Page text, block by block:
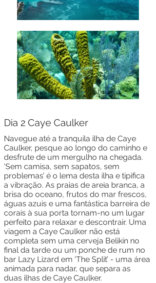
Dia 2 Caye Caulker
Navegue até a tranquila ilha de Caye
Caulker, pesque ao longo do caminho e
desfrute de um mergulho na chegada.
‘Sem camisa, sem sapatos, sem
problemas’ é o lema desta ilha e tipifica
a vibração. As praias de areia branca, a
brisa do oceano, frutos do mar frescos,
águas azuis e uma fantástica barreira de
corais à sua porta tornam-no um lugar
perfeito para relaxar e descontrair. Uma
viagem a Caye Caulker não está
completa sem uma cerveja Belikin no
final da tarde ou um ponche de rum no
bar Lazy Lizard em ‘The Split’ - uma área
animada para nadar, que separa as
duas ilhas de Caye Caulker.